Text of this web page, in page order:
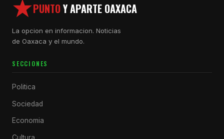
PUNTOY APARTE OAXACA
La opcion en informacion. Noticias
de Oaxaca y el mundo.
SECCIONES
Politica
Sociedad
Economia
Cultura